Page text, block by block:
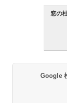
窓の
Google